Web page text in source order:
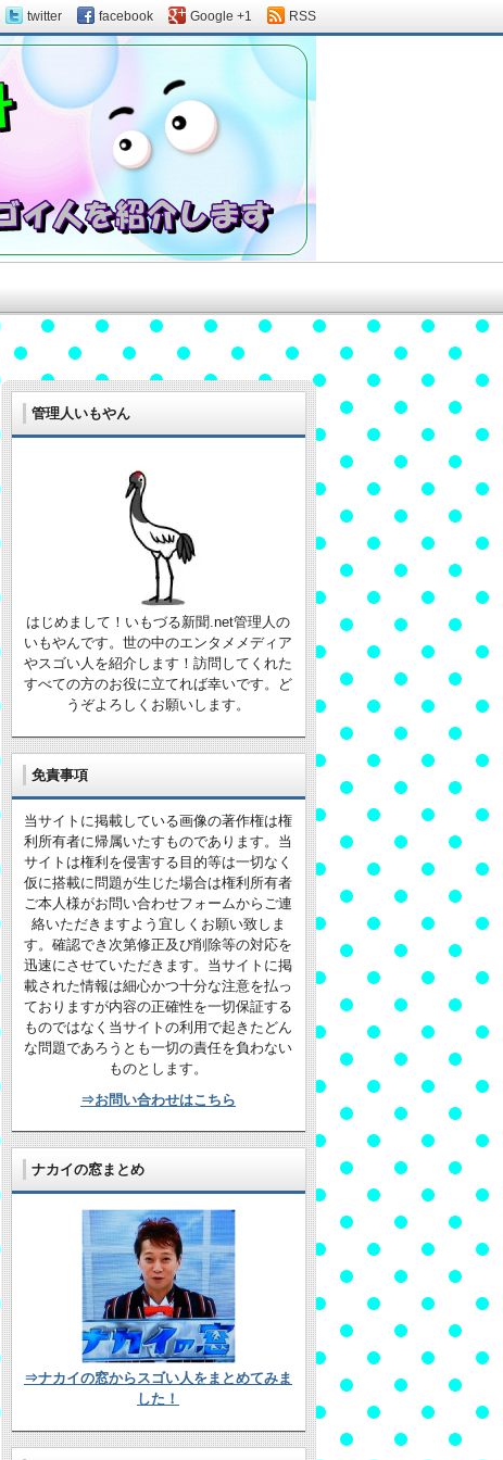
管理人いもやん
はじめまして！いもづる新聞.net管理人の
いもやんです。世の中のエンタメメディア
やスゴい人を紹介します！訪問してくれた
すべての方のお役に立てれば幸いです。ど
うぞよろしくお願いします。
免責事項
当サイトに掲載している画像の著作権は権
利所有者に帰属いたすものであります。当
サイトは権利を侵害する目的等は一切なく
仮に搭載に問題が生じた場合は権利所有者
ご本人様がお問い合わせフォームからご連
絡いただきますよう宜しくお願い致しま
す。確認でき次第修正及び削除等の対応を
迅速にさせていただきます。当サイトに掲
載された情報は細心かつ十分な注意を払っ
ておりますが内容の正確性を一切保証する
ものではなく当サイトの利用で起きたどん
な問題であろうとも一切の責任を負わない
ものとします。
⇒お問い合わせはこちら
ナカイの窓まとめ
⇒ナカイの窓からスゴい人をまとめてみま
した！
twitter facebook Google +1 RSS